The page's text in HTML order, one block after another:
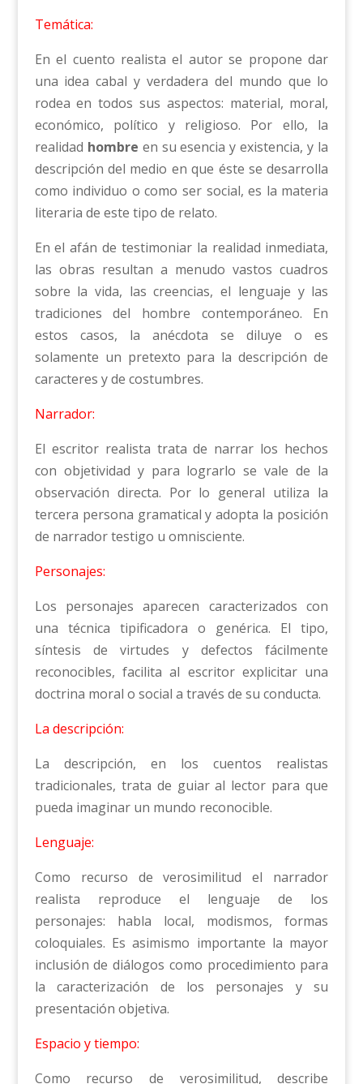
Temática:
En el cuento realista el autor se propone dar
una idea cabal y verdadera del mundo que lo
rodea en todos sus aspectos: material, moral,
económico, político y religioso. Por ello, la
realidad hombre en su esencia y existencia, y la
descripción del medio en que éste se desarrolla
como individuo o como ser social, es la materia
literaria de este tipo de relato.
En el afán de testimoniar la realidad inmediata,
las obras resultan a menudo vastos cuadros
sobre la vida, las creencias, el lenguaje y las
tradiciones del hombre contemporáneo. En
estos casos, la anécdota se diluye o es
solamente un pretexto para la descripción de
caracteres y de costumbres.
Narrador:
El escritor realista trata de narrar los hechos
con objetividad y para lograrlo se vale de la
observación directa. Por lo general utiliza la
tercera persona gramatical y adopta la posición
de narrador testigo u omnisciente.
Personajes:
Los personajes aparecen caracterizados con
una técnica tipificadora o genérica. El tipo,
síntesis de virtudes y defectos fácilmente
reconocibles, facilita al escritor explicitar una
doctrina moral o social a través de su conducta.
La descripción:
La descripción, en los cuentos realistas
tradicionales, trata de guiar al lector para que
pueda imaginar un mundo reconocible.
Lenguaje:
Como recurso de verosimilitud el narrador
realista reproduce el lenguaje de los
personajes: habla local, modismos, formas
coloquiales. Es asimismo importante la mayor
inclusión de diálogos como procedimiento para
la caracterización de los personajes y su
presentación objetiva.
Espacio y tiempo:
Como recurso de verosimilitud, describe